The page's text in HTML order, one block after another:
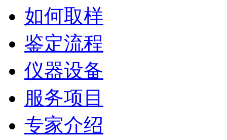
如何取样
鉴定流程
仪器设备
服务项目
专家介绍